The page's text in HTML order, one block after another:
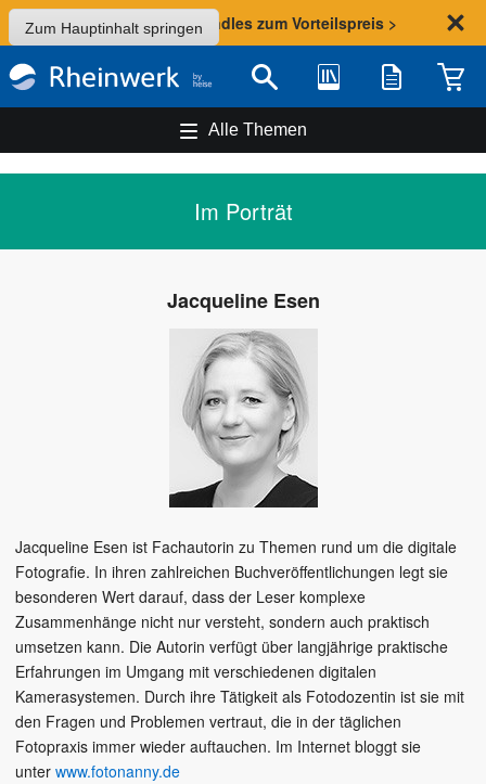
Zum Hauptinhalt springen
Sommer-Aktion: Bundles zum Vorteilspreis >
Suche Bibliothek Merkliste
Alle Themen
Im Porträt
Jacqueline Esen
Jacqueline Esen ist Fachautorin zu Themen rund um die digitale
Fotografie. In ihren zahlreichen Buchveröffentlichungen legt sie
besonderen Wert darauf, dass der Leser komplexe
Zusammenhänge nicht nur versteht, sondern auch praktisch
umsetzen kann. Die Autorin verfügt über langjährige praktische
Erfahrungen im Umgang mit verschiedenen digitalen
Kamerasystemen. Durch ihre Tätigkeit als Fotodozentin ist sie mit
den Fragen und Problemen vertraut, die in der täglichen
Fotopraxis immer wieder auftauchen. Im Internet bloggt sie
unter www.fotonanny.de